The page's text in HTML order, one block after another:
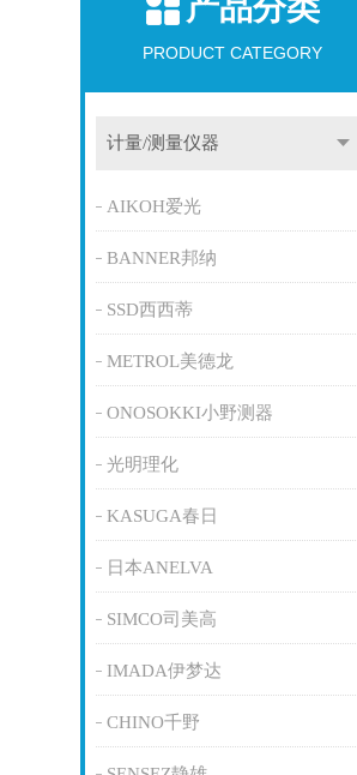
产品分类
PRODUCT CATEGORY
计量/测量仪器
AIKOH爱光
BANNER邦纳
SSD西西蒂
METROL美德龙
ONOSOKKI小野测器
光明理化
KASUGA春日
日本ANELVA
SIMCO司美高
IMADA伊梦达
CHINO千野